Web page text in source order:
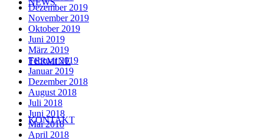
NEWS
TERMINE
KONTAKT
Dezember 2019
November 2019
Oktober 2019
Juni 2019
März 2019
Februar 2019
Januar 2019
Dezember 2018
August 2018
Juli 2018
Juni 2018
Mai 2018
April 2018